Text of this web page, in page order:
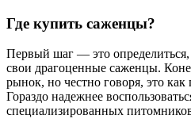
Где купить саженцы?
Первый шаг — это определиться,
свои драгоценные саженцы.
рынок, но честно говоря, это как
Гораздо надежнее
специализированных